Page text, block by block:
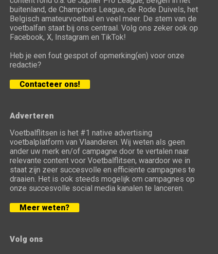
buitenland, de Champions League, de Rode Duivels, het
Belgisch amateurvoetbal en veel meer. De stem van de
voetbalfan staat bij ons centraal. Volg ons zeker ook op
Facebook, X, Instagram en TikTok!
Heb je een fout gespot of opmerking(en) voor onze
redactie?
Contacteer ons!
Adverteren
Voetbalflitsen is het #1 native advertising
voetbalplatform van Vlaanderen. Wij weten als geen
ander uw merk en/of campagne door te vertalen naar
relevante content voor Voetbalflitsen, waardoor we in
staat zijn zeer succesvolle en efficiënte campagnes te
draaien. Het is ook steeds mogelijk om campagnes op
onze succesvolle social media kanalen te lanceren.
Meer weten?
Volg ons